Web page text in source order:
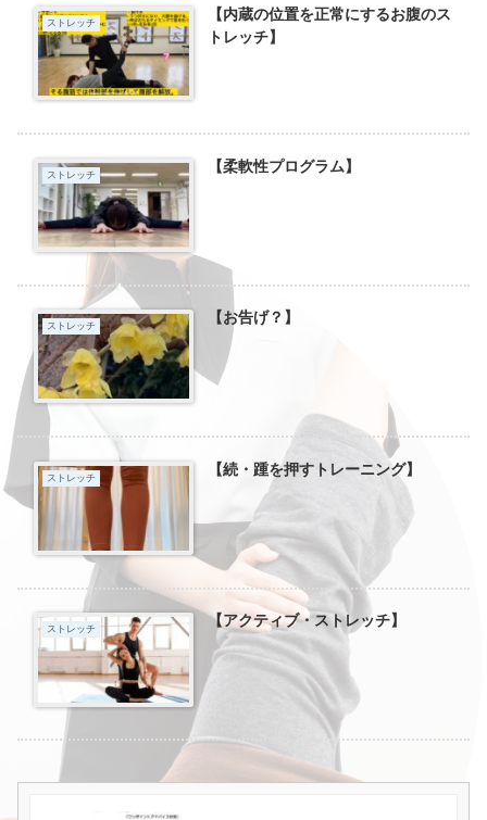
ストレッチ
【内蔵の位置を正常にするお腹のス
トレッチ】
ストレッチ 【柔軟性プログラム】
ストレッチ 【お告げ？】
ストレッチ 【続・踵を押すトレーニング】
ストレッチ 【アクティブ・ストレッチ】